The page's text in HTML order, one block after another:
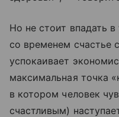
Но не стоит впадать
со временем счастье
успокаивает
максимальная точка
в котором человек
счастливым)